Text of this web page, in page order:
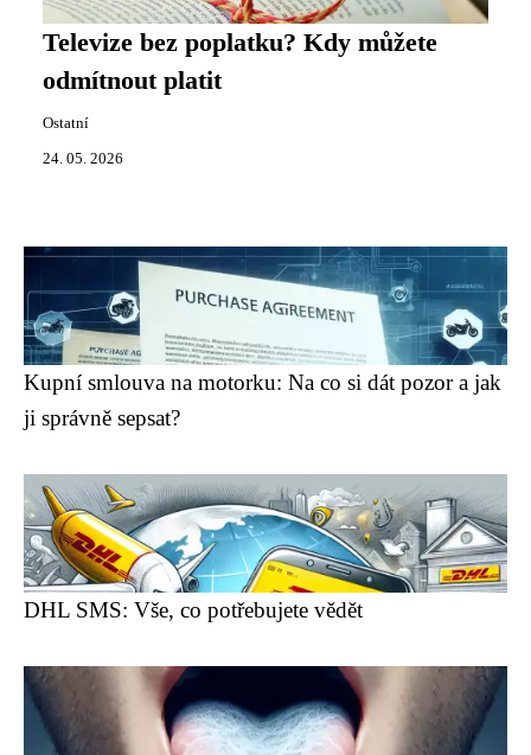
Televize bez poplatku? Kdy můžete
odmítnout platit
Ostatní
24. 05. 2026
Kupní smlouva na motorku: Na co si dát pozor a jak
ji správně sepsat?
DHL SMS: Vše, co potřebujete vědět